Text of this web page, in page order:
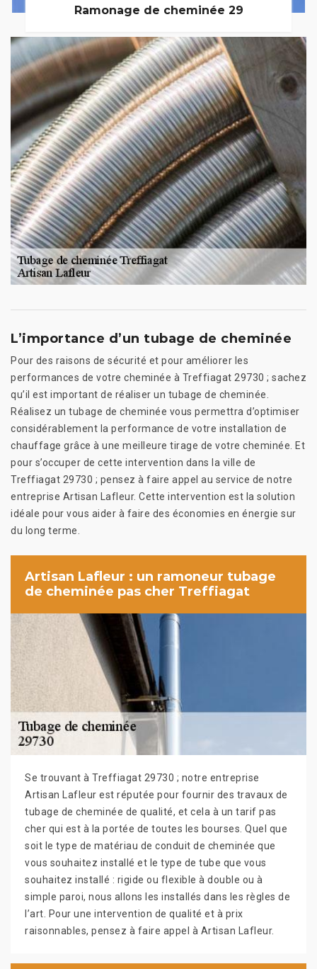
Ramonage de cheminée 29
L’importance d’un tubage de cheminée
Pour des raisons de sécurité et pour améliorer les
performances de votre cheminée à Treffiagat 29730 ; sachez
qu’il est important de réaliser un tubage de cheminée.
Réalisez un tubage de cheminée vous permettra d’optimiser
considérablement la performance de votre installation de
chauffage grâce à une meilleure tirage de votre cheminée. Et
pour s’occuper de cette intervention dans la ville de
Treffiagat 29730 ; pensez à faire appel au service de notre
entreprise Artisan Lafleur. Cette intervention est la solution
idéale pour vous aider à faire des économies en énergie sur
du long terme.
Artisan Lafleur : un ramoneur tubage
de cheminée pas cher Treffiagat
Se trouvant à Treffiagat 29730 ; notre entreprise
Artisan Lafleur est réputée pour fournir des travaux de
tubage de cheminée de qualité, et cela à un tarif pas
cher qui est à la portée de toutes les bourses. Quel que
soit le type de matériau de conduit de cheminée que
vous souhaitez installé et le type de tube que vous
souhaitez installé : rigide ou flexible à double ou à
simple paroi, nous allons les installés dans les règles de
l’art. Pour une intervention de qualité et à prix
raisonnables, pensez à faire appel à Artisan Lafleur.